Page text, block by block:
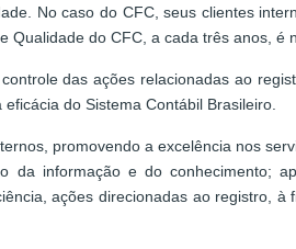
No caso do CFC, seus clientes
do CFC, a cada três anos, é
das ações relacionadas ao
do Sistema Contábil Brasileiro.
promovendo a excelência nos
informação e do conhecimento;
ações direcionadas ao registro,